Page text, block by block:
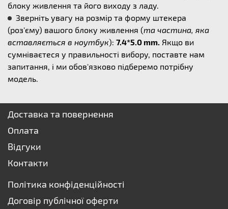
блоку живлення та його виходу з ладу.
Зверніть увагу на розмір та форму штекера
(роз'єму) вашого блоку живлення (та частина, яка
вставляється в ноутбук): 7.4*5.0 mm. Якщо ви
сумніваєтеся у правильності вибору, поставте нам
запитання, і ми обов'язково підберемо потрібну
модель.
Доставка та повернення
Оплата
Відгуки
Контакти
Політика конфіденційності
Договір публічної оферти